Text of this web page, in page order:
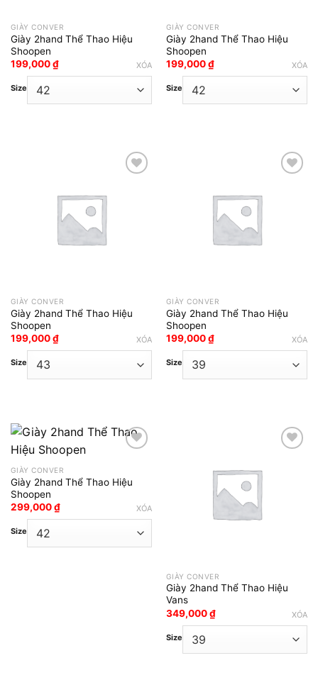
GIÀY CONVER
Giày 2hand Thể Thao Hiệu
Shoopen
199,000₫
Size
XÓA
GIÀY CONVER
Giày 2hand Thể Thao Hiệu
Shoopen
199,000₫
Size
XÓA
Add to wishlist
GIÀY CONVER
Giày 2hand Thể Thao Hiệu
Shoopen
199,000₫
Size
XÓA
Add to wishlist
GIÀY CONVER
Giày 2hand Thể Thao Hiệu
Shoopen
199,000₫
Size
XÓA
Add to wishlist
GIÀY CONVER
Giày 2hand Thể Thao Hiệu
Shoopen
299,000₫
Size
XÓA
Add to wishlist
GIÀY CONVER
Giày 2hand Thể Thao Hiệu
Vans
349,000₫
Size
XÓA